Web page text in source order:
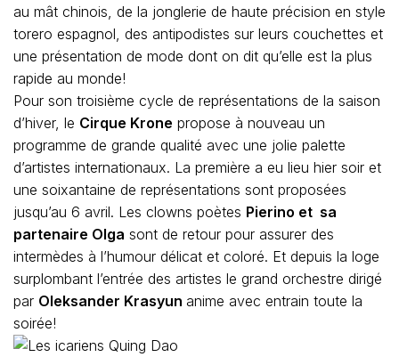
au mât chinois, de la jonglerie de haute précision en style
torero espagnol, des antipodistes sur leurs couchettes et
une présentation de mode dont on dit qu’elle est la plus
rapide au monde!
Pour son troisième cycle de représentations de la saison
d’hiver, le Cirque Krone propose à nouveau un
programme de grande qualité avec une jolie palette
d’artistes internationaux. La première a eu lieu hier soir et
une soixantaine de représentations sont proposées
jusqu’au 6 avril. Les clowns poètes Pierino et sa
partenaire Olga sont de retour pour assurer des
intermèdes à l’humour délicat et coloré. Et depuis la loge
surplombant l’entrée des artistes le grand orchestre dirigé
par Oleksander Krasyun anime avec entrain toute la
soirée!